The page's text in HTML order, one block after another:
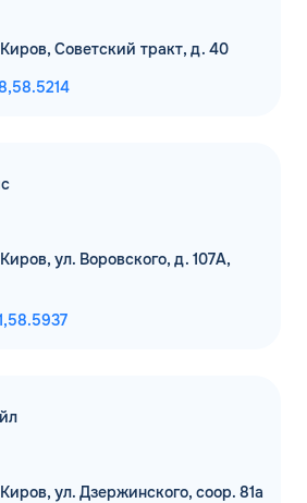
Советский тракт, д. 40
58.5214
ул. Воровского, д. 107А,
58.5937
ул. Дзержинского, соор. 81а